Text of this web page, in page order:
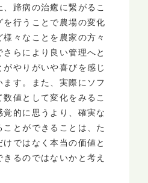
蹄病の治癒に繋がるこ
を行うことで農場の変化
々なことを農家の方々
らにより良い管理へと
やりがいや喜びを感じ
ます。また、実際にソフ
数値として変化をみるこ
覚的に思うより、確実な
とができることは、た
ではなく本当の価値と
るのではないかと考え